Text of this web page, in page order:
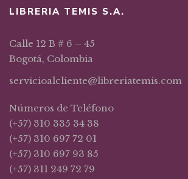
LIBRERIA TEMIS S.A.
Calle 12 B # 6 – 45
Bogotá, Colombia
servicioalcliente@libreriatemis.com
Números de Teléfono
(+57) 310 335 34 38
(+57) 310 697 72 01
(+57) 310 697 93 85
(+57) 311 249 72 79